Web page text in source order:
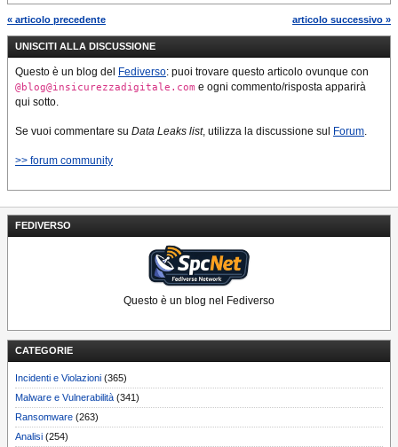
FEDIVERSO
Questo è un blog nel Fediverso
CATEGORIE
Incidenti e Violazioni (365)
Malware e Vulnerabilità (341)
Ransomware (263)
Analisi (254)
« articolo precedente articolo successivo »
UNISCITI ALLA DISCUSSIONE
Questo è un blog del Fediverso: puoi trovare questo articolo ovunque con
@blog@insicurezzadigitale.com e ogni commento/risposta apparirà
qui sotto.
Se vuoi commentare su Data Leaks list, utilizza la discussione sul Forum.
>> forum community